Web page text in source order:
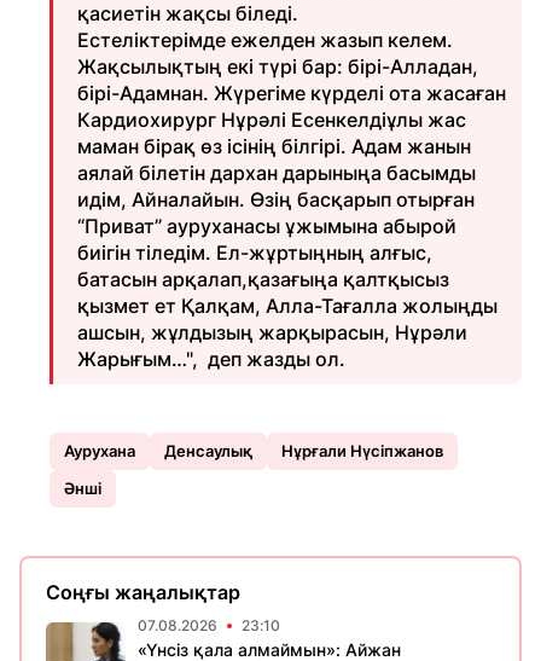
қасиетін жақсы біледі.
Естеліктерімде ежелден жазып келем.
Жақсылықтың екі түрі бар: бірі-Алладан,
бірі-Адамнан. Жүрегіме күрделі ота жасаған
Кардиохирург Нұрәлі Есенкелдіұлы жас
маман бірақ өз ісінің білгірі. Адам жанын
аялай білетін дархан дарыныңа басымды
идім, Айналайын. Өзің басқарып отырған
“Приват” ауруханасы ұжымына абырой
биігін тіледім. Ел-жұртыңның алғыс,
батасын арқалап,қазағыңа қалтқысыз
қызмет ет Қалқам, Алла-Тағалла жолыңды
ашсын, жұлдызың жарқырасын, Нұрәли
Жарығым…", деп жазды ол.
Аурухана Денсаулық
Нұрғали Нүсіпжанов
Әнші
Соңғы жаңалықтар
07.08.2026 23:10
«Үнсіз қала алмаймын»: Айжан